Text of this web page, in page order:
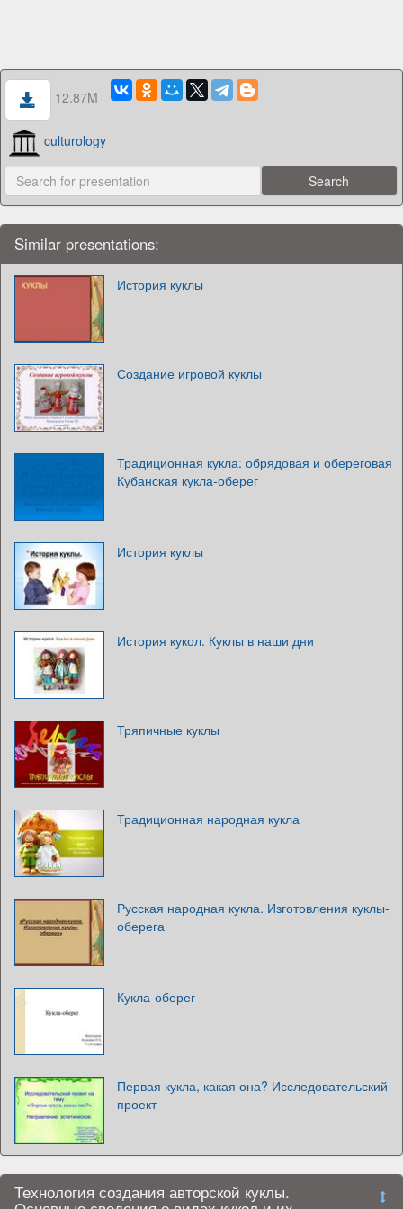
12.87M
culturology
Similar presentations:
История куклы
Создание игровой куклы
Традиционная кукла: обрядовая и обереговая
Кубанская кукла-оберег
История куклы
История кукол. Куклы в наши дни
Тряпичные куклы
Традиционная народная кукла
Русская народная кукла. Изготовления куклы-
оберега
Кукла-оберег
Первая кукла, какая она? Исследовательский
проект
Технология создания авторской куклы.